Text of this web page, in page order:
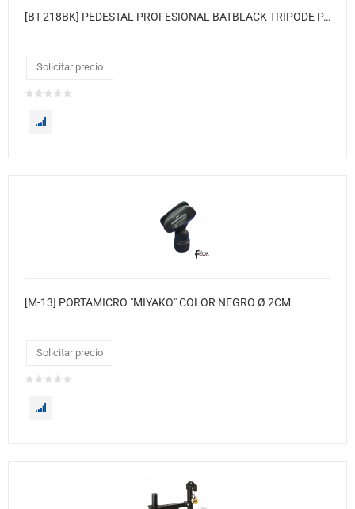
[BT-218BK] PEDESTAL PROFESIONAL BATBLACK TRIPODE PARA MICRO CON SISTEMA DESLIZANTE NEGRO
Solicitar precio
[M-13] PORTAMICRO "MIYAKO" COLOR NEGRO Ø 2CM
Solicitar precio